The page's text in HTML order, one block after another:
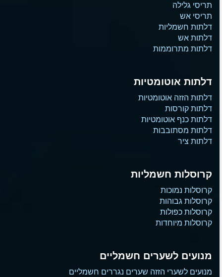
תריסי גלילה
תריסי אש
דלתות חשמליות
דלתות אש
דלתות מתרוממות
דלתות אוטומטיות
דלתות הזזה אוטומטיות
דלתות קורסות
דלתות כנף אוטומטיות
דלתות מסתובבות
דלתות ציר
קרוסלות חשמליות
קרוסלות נמוכות
קרוסלות גבוהות
קרוסלות כפולות
קרוסלות מיוחדות
מנועים לשערים חשמליים
מנועים לשערי הזזה שערים נגררים חשמליים